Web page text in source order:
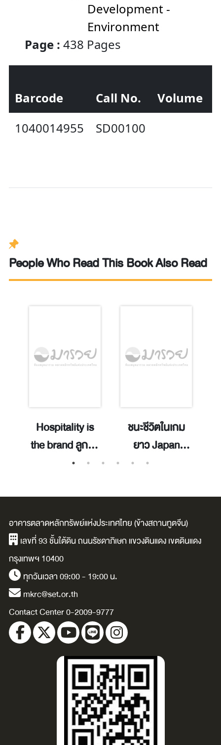
Development -
Environment
Page : 438 Pages
Barcode Call No. Volume
1040014955
SD00100
People Who Read This Book Also Read
Hospitality is
the brand ลูกค้า
ไม่กลับมา กับ
ร้านไม่มีวันรู้ /
ฑิตย บุญสมบัติ.
ชนะชีวิตในเกม
ยาว Japan
Wisdom / ภัทร
อาคารตลาดหลักทรัพย์แห่งประเทศไทย (ข้างสถานทูตจีน)
เลขที่ 93 ชั้นใต้ดิน ถนนรัชดาภิเษก แขวงดินแดง เขตดินแดง
กรุงเทพฯ 10400
ทุกวันเวลา 09:00 - 19:00 น.
mkrc@set.or.th
Contact Center 0-2009-9777